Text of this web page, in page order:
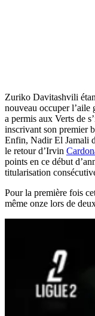
Zuriko Davitashvili
nouveau occuper l’aile
a permis aux Verts de
inscrivant son premier
Enfin, Nadir El Jamali
le retour d’Irvin
points en ce début
titularisation
Pour la première fois
même onze lors de